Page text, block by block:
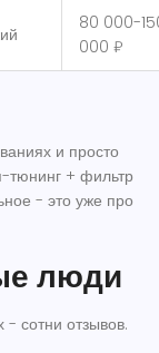
80 000-
000 ₽
и просто
тюнинг + фильтр
- это уже про
люди
сотни отзывов.